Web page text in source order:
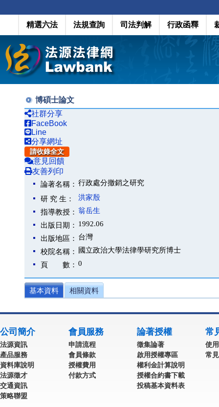
精選六法 法規查詢 司法判解 行政函釋
博碩士論文
社群分享
FaceBook
Line
分享網址
請收錄全文
意見回饋
友善列印
論著名稱： 行政處分撤銷之研究
研 究 生：
洪家殷
指導教授： 翁岳生
出版日期： 1992.06
出版地區： 台灣
校院名稱：
國立政治大學法律學研究所博士
頁 數： 0
基本資料 相關資料
公司簡介
法源資訊
產品服務
資料庫說明
法源徵才
交通資訊
策略聯盟
會員服務
申請流程
會員條款
授權費用
付款方式
論著授權
徵集論著
啟用授權專區
權利金計算說明
授權合約書下載
投稿基本資料表
常
使
常